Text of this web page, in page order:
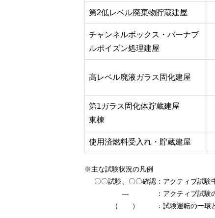
第2低レベル廃棄物貯蔵建屋
チャンネルボックス・バーナブ
ルポイズン処理建屋
高レベル廃液ガラス固化建屋
第1ガラス固化体貯蔵建屋
東棟
使用済燃料受入れ・貯蔵建屋
※主な試験状況の凡例
〇〇試験、〇〇確認 ：アクティブ試験
―
：アクティブ試
（ ）
：試験運転の一環